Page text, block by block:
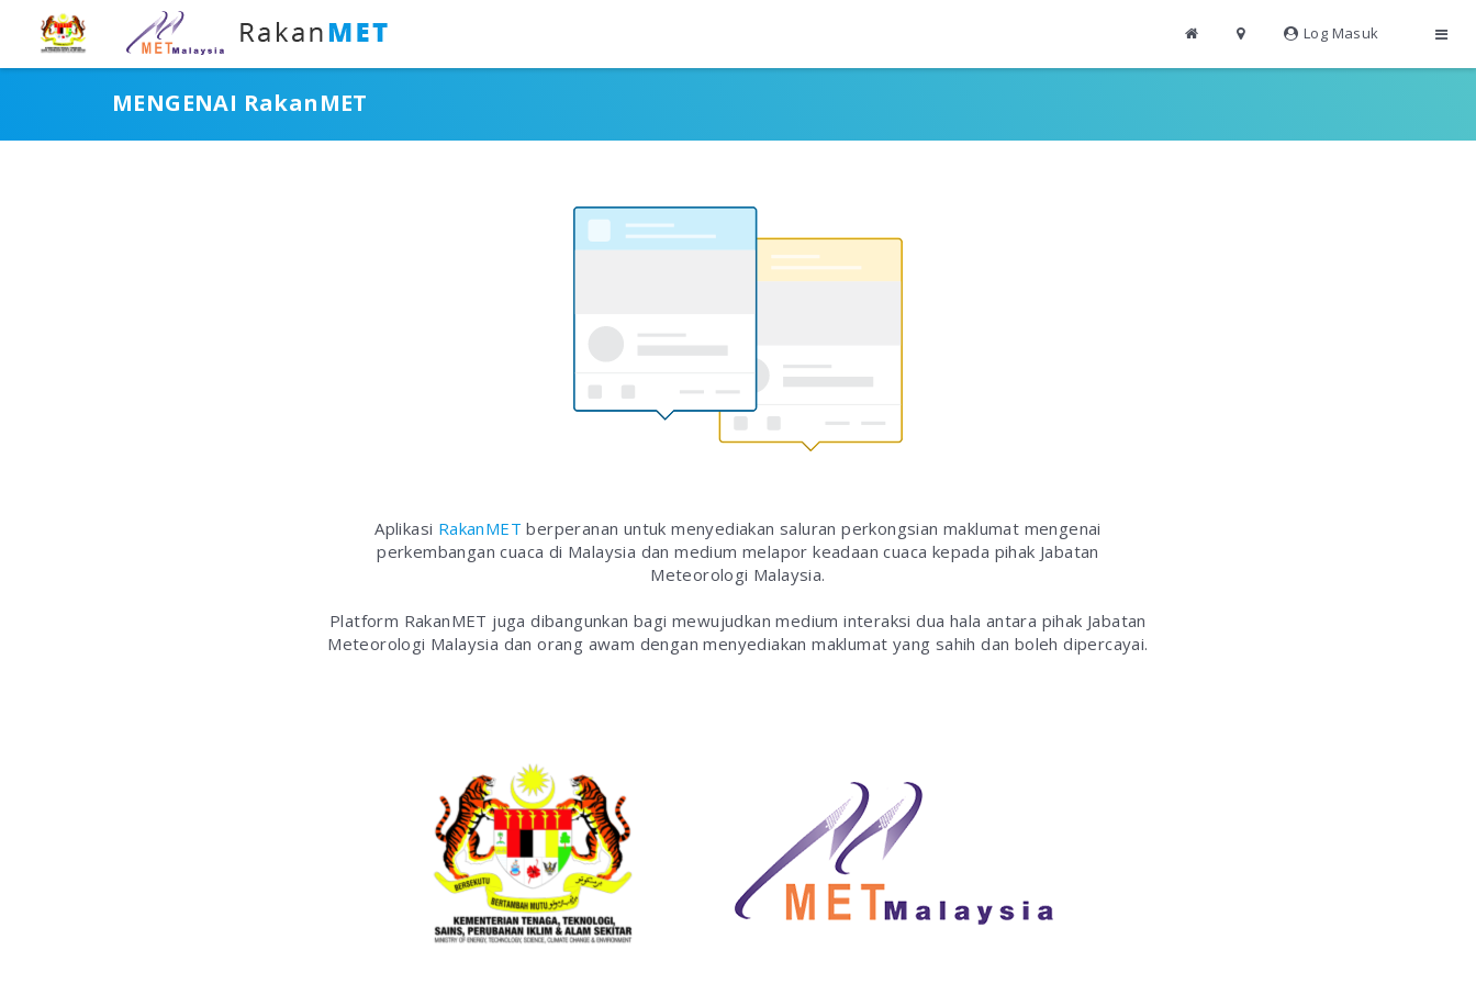
Log Masuk
MENGENAI RakanMET
Aplikasi RakanMET berperanan untuk menyediakan saluran perkongsian maklumat mengenai
perkembangan cuaca di Malaysia dan medium melapor keadaan cuaca kepada pihak Jabatan
Meteorologi Malaysia.
Platform RakanMET juga dibangunkan bagi mewujudkan medium interaksi dua hala antara pihak Jabatan
Meteorologi Malaysia dan orang awam dengan menyediakan maklumat yang sahih dan boleh dipercayai.